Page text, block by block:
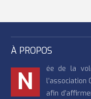
À PROPOS
N
ée de la
l’association
afin